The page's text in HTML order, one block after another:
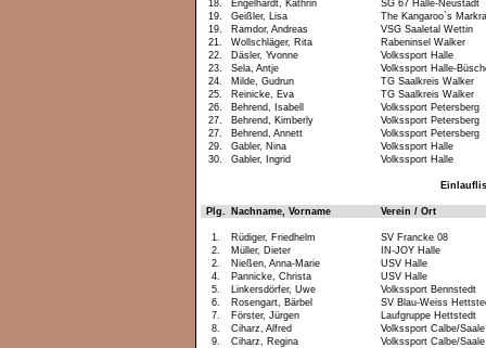
18.
Engelhardt, Kathrin
SG 67 Halle-Neustadt
19.
Geißler, Lisa
The Kangaroo`s
19.
Ramdor, Andreas
VSG Saaletal Wettin
21.
Wollschläger, Rita
Rabeninsel Walker
22.
Däsler, Yvonne
Volkssport Halle
23.
Sela, Antje
Volkssport Halle-
24.
Milde, Gudrun
TG Saalkreis Walker
25.
Reinicke, Eva
TG Saalkreis Walker
26.
Behrend, Isabell
Volkssport Petersberg
27.
Behrend, Kimberly
Volkssport Petersberg
27.
Behrend, Annett
Volkssport Petersberg
29.
Gabler, Nina
Volkssport Halle
30.
Gabler, Ingrid Volkssport Halle
Plg. Nachname, Vorname Verein / Ort
1. Rüdiger, Friedhelm
SV Francke 08
2.
Müller, Dieter
IN-JOY Halle
2.
Nießen, Anna-Marie
USV Halle
4.
Pannicke, Christa
USV Halle
5.
Linkersdörfer, Uwe
Volkssport Bennstedt
6.
Rosengart, Bärbel
SV Blau-Weiss
7.
Förster, Jürgen
Laufgruppe Hettstedt
8.
Ciharz, Alfred
Volkssport Calbe/Saale
9.
Ciharz, Regina Volkssport Calbe/Saale